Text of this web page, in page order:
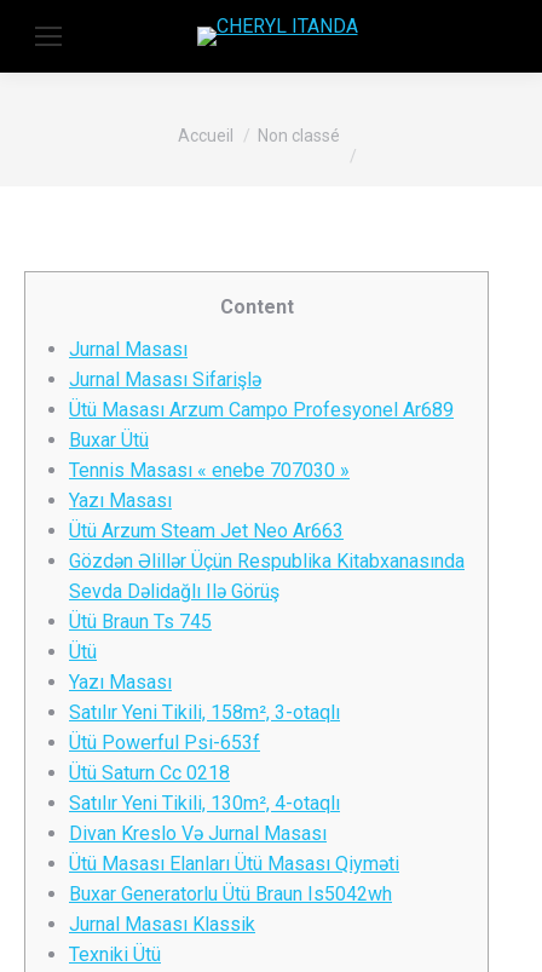
Vous êtes ici :
Accueil Non classé
Content
Jurnal Masası
Jurnal Masası Sifarişlə
Ütü Masası Arzum Campo Profesyonel Ar689
Buxar Ütü
Tennis Masası « enebe 707030 »
Yazı Masası
Ütü Arzum Steam Jet Neo Ar663
Gözdən Əlillər Üçün Respublika Kitabxanasında
Sevda Dəlidağlı Ilə Görüş
Ütü Braun Ts 745
Ütü
Yazı Masası
Satılır Yeni Tikili, 158m², 3-otaqlı
Ütü Powerful Psi-653f
Ütü Saturn Cc 0218
Satılır Yeni Tikili, 130m², 4-otaqlı
Divan Kreslo Və Jurnal Masası
Ütü Masası Elanları Ütü Masası Qiyməti
Buxar Generatorlu Ütü Braun Is5042wh
Jurnal Masası Klassik
Texniki Ütü